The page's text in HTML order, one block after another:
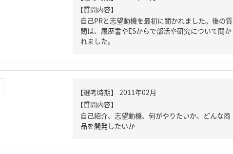
【質問内容】
自己PRと志望動機を最初に聞かれました。後の質
問は、履歴書やESからで部活や研究について聞か
れました。
【質問内容】
自己紹介、志望動機、何がやりたいか、どんな商
品を開発したいか